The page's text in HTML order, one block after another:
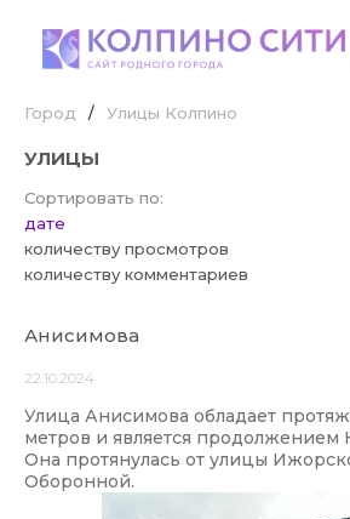
Город / Улицы Колпино
УЛИЦЫ
Сортировать по:
дате
количеству просмотров
количеству комментариев
Анисимова
22.10.2024
Улица Анисимова обладает
метров и является продолжением
Она протянулась от улицы
Оборонной.